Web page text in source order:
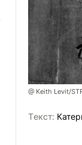
@ Keith Levit/
Tекст: